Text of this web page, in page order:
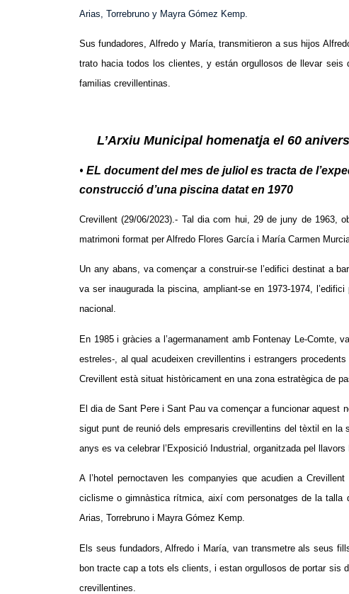
Arias, Torrebruno y Mayra Gómez Kemp.
Sus fundadores, Alfredo y María, transmitieron a sus hijos
trato hacia todos los clientes, y están orgullosos de llevar
familias crevillentinas.
L’Arxiu Municipal homenatja el 60
• EL document del mes de juliol es tracta de
construcció d’una piscina datat en 1970
Crevillent (29/06/2023).- Tal dia com hui, 29 de juny de 1963,
matrimoni format per Alfredo Flores García i María Carmen
Un any abans, va començar a construir-se l’edifici destinat a
va ser inaugurada la piscina, ampliant-se en 1973-1974,
nacional.
En 1985 i gràcies a l’agermanament amb Fontenay Le-Comte,
estreles-, al qual acudeixen crevillentins i estrangers
Crevillent està situat històricament en una zona estratègica de
El dia de Sant Pere i Sant Pau va començar a funcionar aquest
sigut punt de reunió dels empresaris crevillentins del tèxtil en
anys es va celebrar l’Exposició Industrial, organitzada pel
A l’hotel pernoctaven les companyies que acudien a
ciclisme o gimnàstica rítmica, així com personatges de la talla
Arias, Torrebruno i Mayra Gómez Kemp.
Els seus fundadors, Alfredo i María, van transmetre als seus
bon tracte cap a tots els clients, i estan orgullosos de portar
crevillentines.